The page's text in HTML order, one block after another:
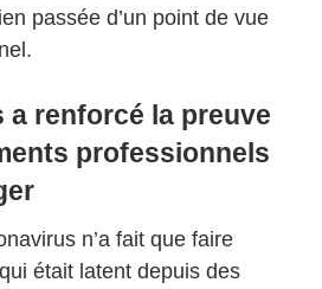
passée d’un point de vue
a renforcé la preuve
professionnels
n’a fait que faire
était latent depuis des